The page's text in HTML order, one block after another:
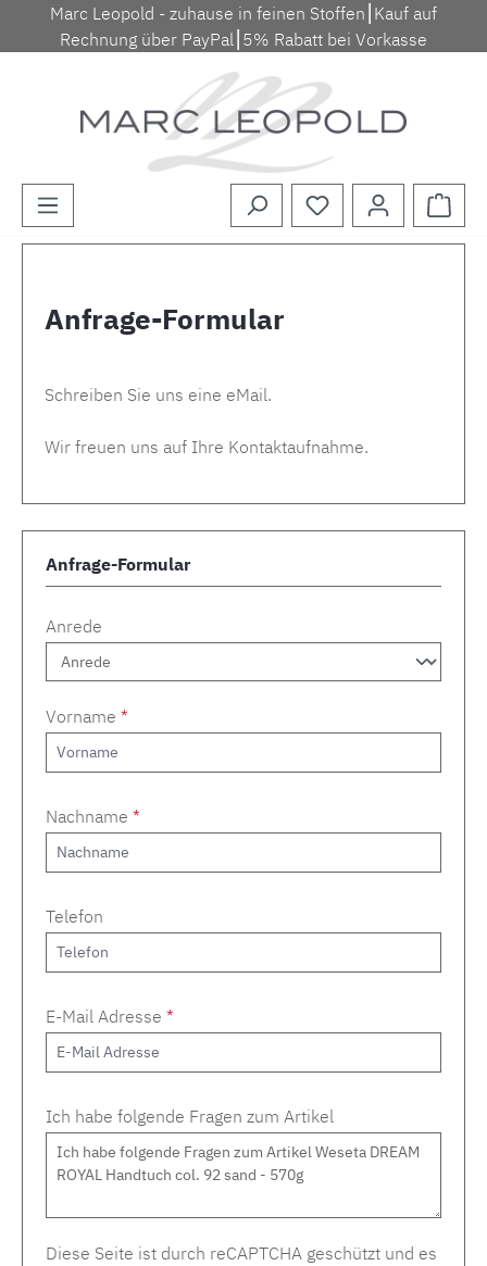
Zum Hauptinhalt springen
Marc Leopold - zuhause in feinen Stoffen⎮Kauf auf
Rechnung über PayPal⎮5% Rabatt bei Vorkasse
Anfrage-Formular
Schreiben Sie uns eine eMail.
Wir freuen uns auf Ihre Kontaktaufnahme.
Anfrage-Formular
Anrede
Vorname *
Nachname *
Telefon
E-Mail Adresse *
Ich habe folgende Fragen zum Artikel
Diese Seite ist durch reCAPTCHA geschützt und es